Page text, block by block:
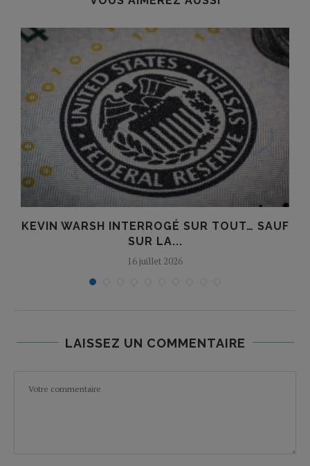
KEVIN WARSH INTERROGÉ SUR TOUT… SAUF
SUR LA...
16 juillet 2026
LAISSEZ UN COMMENTAIRE